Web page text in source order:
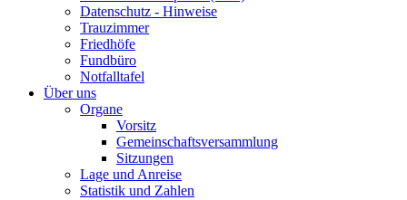
Datenschutz - Hinweise
Trauzimmer
Friedhöfe
Fundbüro
Notfalltafel
Über uns
Organe
Vorsitz
Gemeinschaftsversammlung
Sitzungen
Lage und Anreise
Statistik und Zahlen